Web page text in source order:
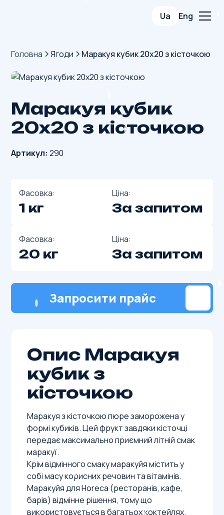
Ua Eng
Головна Ягоди Маракуя кубик 20х20 з кісточкою
Маракуя кубик
20х20 з кісточкою
Артикул:290
Фасовка:
1 кг
Ціна:
За запитом
Фасовка:
20 кг
Ціна:
За запитом
Запросити прайс
Опис Маракуя
кубик з
кісточкою
Маракуя з кісточкою пюре заморожена у
формі кубиків. Цей фрукт завдяки кісточці
передає максимально приємний літній смак
маракуї.
Крім відмінного смаку маракуйя містить у
собі масу корисних речовин та вітамінів.
Маракуйя для Horeca (ресторанів, кафе,
барів) відмінне рішення, тому що
використовується в багатьох коктейлях.